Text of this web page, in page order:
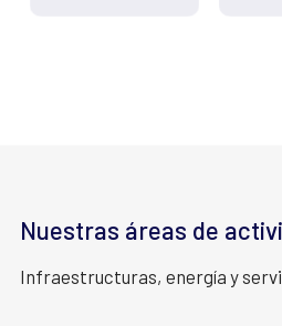
Nuestras áreas de
Infraestructuras, energía y